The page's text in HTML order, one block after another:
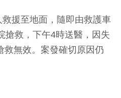
援至地面，隨即由救護車
搶救，下午4時送醫，因失
救無效。案發確切原因仍